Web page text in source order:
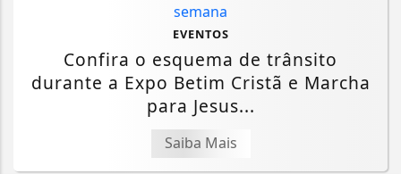
EVENTOS
Confira o esquema de trânsito
durante a Expo Betim Cristã e Marcha
para Jesus...
Saiba Mais